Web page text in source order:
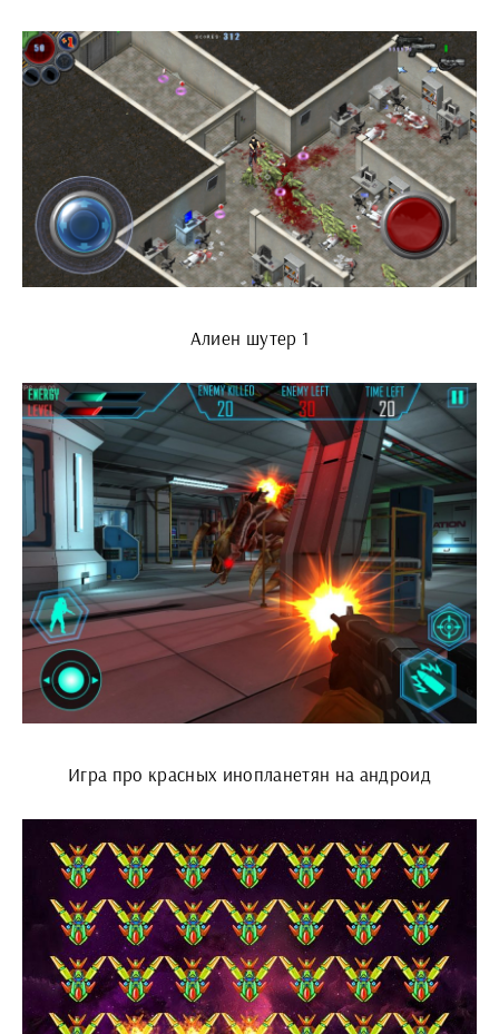
Алиен шутер 1
Игра про красных инопланетян на андроид